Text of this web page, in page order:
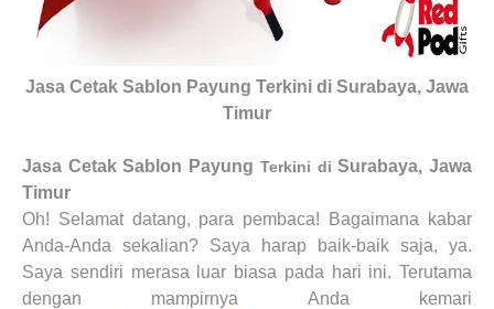
Jasa Cetak Sablon Payung Terkini di Surabaya, Jawa
Timur
Jasa Cetak Sablon Payung Terkini diSurabaya, Jawa
Timur
Oh! Selamat datang, para pembaca! Bagaimana kabar
Anda-Anda sekalian? Saya harap baik-baik saja, ya.
Saya sendiri merasa luar biasa pada hari ini. Terutama
dengan mampirnya Anda kemari